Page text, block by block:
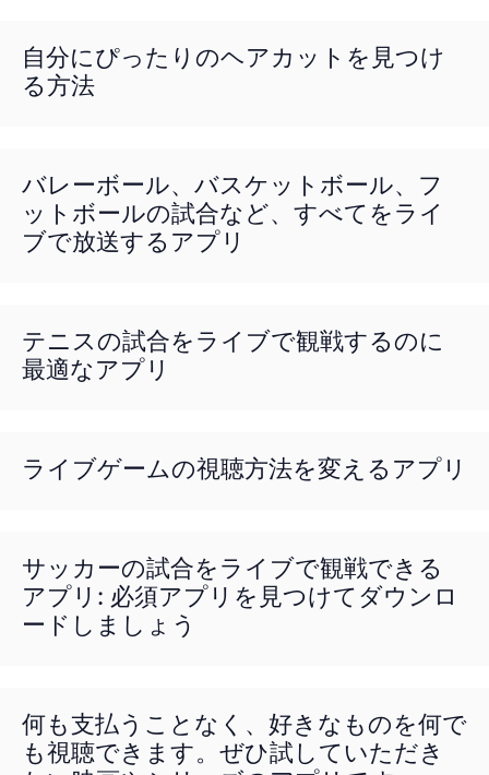
自分にぴったりのヘアカットを見つけ
る方法
バレーボール、バスケットボール、フ
ットボールの試合など、すべてをライ
ブで放送するアプリ
テニスの試合をライブで観戦するのに
最適なアプリ
ライブゲームの視聴方法を変えるアプリ
サッカーの試合をライブで観戦できる
アプリ: 必須アプリを見つけてダウンロ
ードしましょう
何も支払うことなく、好きなものを何で
も視聴できます。ぜひ試していただき